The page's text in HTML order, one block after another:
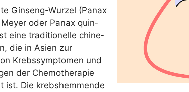
Gin­­­seng-Wur­­­zel (Panax
oder Panax quin­
eine tra­di­tio­nel­le chi­ne­
die in Asi­en zur
Krebs­sym­pto­men und
der Che­mo­the­ra­pie
ist. Die krebs­hem­men­de